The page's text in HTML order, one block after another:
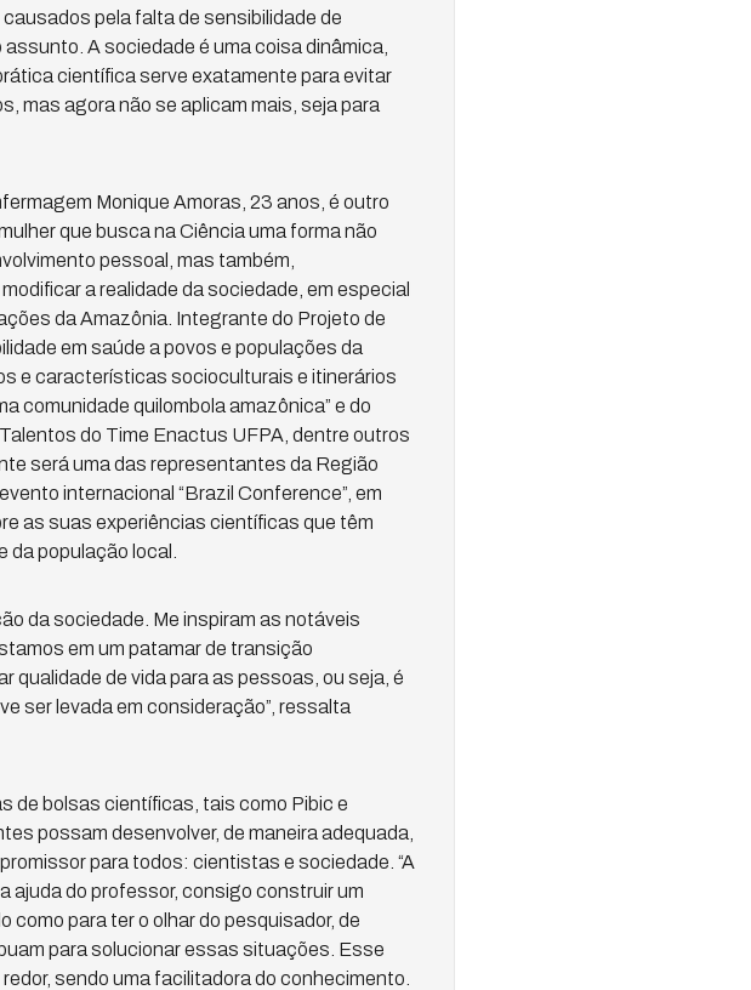
pela falta de sensibilidade de
A sociedade é uma coisa dinâmica,
científica serve exatamente para evitar
mas agora não se aplicam mais, seja para
Monique Amoras, 23 anos, é outro
que busca na Ciência uma forma não
pessoal, mas também,
a realidade da sociedade, em especial
da Amazônia. Integrante do Projeto de
em saúde a povos e populações da
e características socioculturais e itinerários
comunidade quilombola amazônica” e do
do Time Enactus UFPA, dentre outros
será uma das representantes da Região
internacional “Brazil Conference”, em
as suas experiências científicas que têm
da população local.
da sociedade. Me inspiram as notáveis
em um patamar de transição
qualidade de vida para as pessoas, ou seja, é
ser levada em consideração”, ressalta
de bolsas científicas, tais como Pibic e
possam desenvolver, de maneira adequada,
para todos: cientistas e sociedade. “A
ajuda do professor, consigo construir um
para ter o olhar do pesquisador, de
para solucionar essas situações. Esse
sendo uma facilitadora do conhecimento.